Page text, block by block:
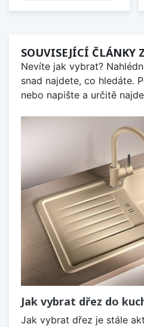
SOUVISEJÍCÍ ČLÁNKY
Nevíte jak vybrat?
snad najdete, co hledáte.
nebo napište a určitě
Jak vybrat dřez do
Jak vybrat dřez je stále